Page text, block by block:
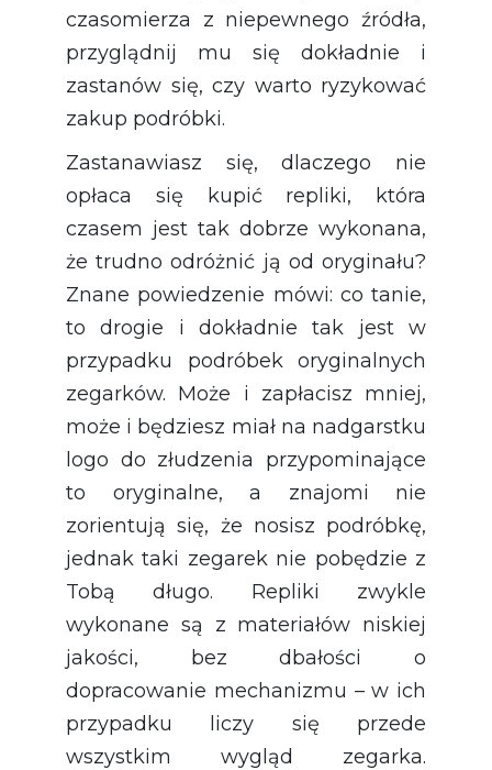
czasomierza z niepewnego źródła,
przyglądnij mu się dokładnie i
zastanów się, czy warto ryzykować
zakup podróbki.
Zastanawiasz się, dlaczego nie
opłaca się kupić repliki, która
czasem jest tak dobrze wykonana,
że trudno odróżnić ją od oryginału?
Znane powiedzenie mówi: co tanie,
to drogie i dokładnie tak jest w
przypadku podróbek oryginalnych
zegarków. Może i zapłacisz mniej,
może i będziesz miał na nadgarstku
logo do złudzenia przypominające
to oryginalne, a znajomi nie
zorientują się, że nosisz podróbkę,
jednak taki zegarek nie pobędzie z
Tobą długo. Repliki zwykle
wykonane są z materiałów niskiej
jakości, bez dbałości o
dopracowanie mechanizmu – w ich
przypadku liczy się przede
wszystkim wygląd zegarka.